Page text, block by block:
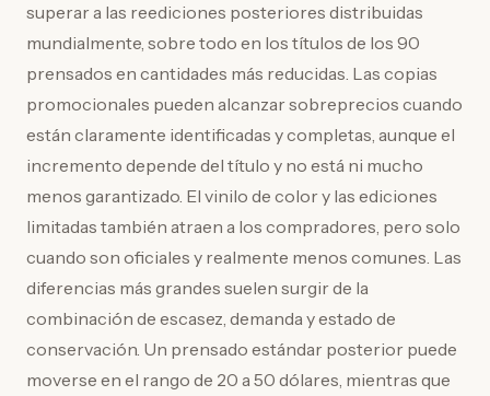
superar a las reediciones posteriores distribuidas
mundialmente, sobre todo en los títulos de los 90
prensados en cantidades más reducidas. Las copias
promocionales pueden alcanzar sobreprecios cuando
están claramente identificadas y completas, aunque el
incremento depende del título y no está ni mucho
menos garantizado. El vinilo de color y las ediciones
limitadas también atraen a los compradores, pero solo
cuando son oficiales y realmente menos comunes. Las
diferencias más grandes suelen surgir de la
combinación de escasez, demanda y estado de
conservación. Un prensado estándar posterior puede
moverse en el rango de 20 a 50 dólares, mientras que